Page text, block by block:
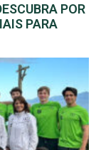
POR
PARA